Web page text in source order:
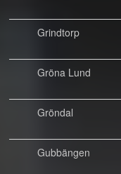
Grindtorp
Gröna Lund
Gröndal
Gubbängen